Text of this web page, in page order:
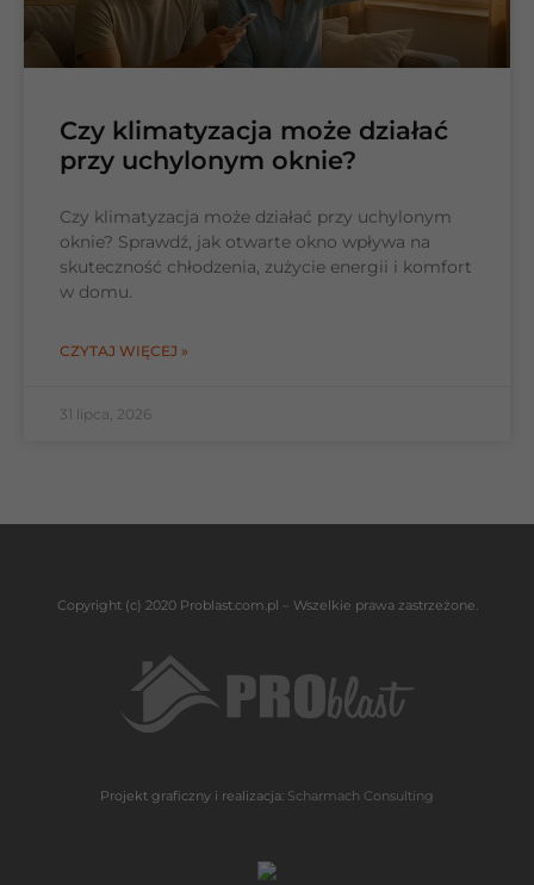
Czy klimatyzacja może działać
przy uchylonym oknie?
Czy klimatyzacja może działać przy uchylonym
oknie? Sprawdź, jak otwarte okno wpływa na
skuteczność chłodzenia, zużycie energii i komfort
w domu.
CZYTAJ WIĘCEJ »
31 lipca, 2026
Copyright (c) 2020 Problast.com.pl – Wszelkie prawa zastrzeżone.
Projekt graficzny i realizacja: Scharmach Consulting